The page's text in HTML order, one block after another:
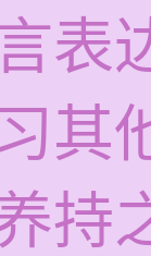
表
其
持